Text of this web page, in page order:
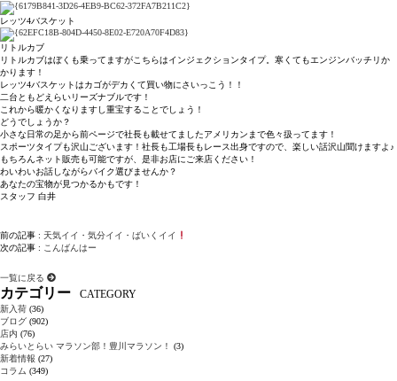
レッツ4バスケット
リトルカブ
リトルカブはぼくも乗ってますがこちらはインジェクションタイプ。寒くてもエンジンバッチリか
かります！
レッツ4バスケットはカゴがデカくて買い物にさいっこう！！
二台ともどえらいリーズナブルです！
これから暖かくなりますし重宝することでしょう！
どうでしょうか？
小さな日常の足から前ページで社長も載せてましたアメリカンまで色々扱ってます！
スポーツタイプも沢山ございます！社長も工場長もレース出身ですので、楽しい話沢山聞けますよ♪
もちろんネット販売も可能ですが、是非お店にご来店ください！
わいわいお話しながらバイク選びませんか？
あなたの宝物が見つかるかもです！
スタッフ 白井
前の記事 : 天気イイ・気分イイ・ばいくイイ
次の記事 : こんばんはー
一覧に戻る
カテゴリー CATEGORY
新入荷 (36)
ブログ (902)
店内 (76)
みらいとらい マラソン部！豊川マラソン！
(3)
新着情報 (27)
コラム (349)